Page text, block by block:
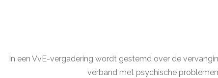
In een VvE-vergadering wordt gestemd over de
verband met psychische